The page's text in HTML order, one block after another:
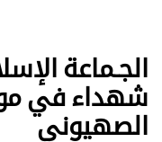
الجـماعة
شهداء في
الصهيوني